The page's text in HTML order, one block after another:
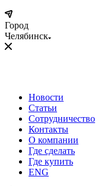
Город
Челябинск
Новости
Статьи
Сотрудничество
Контакты
О компании
Где сделать
Где купить
ENG